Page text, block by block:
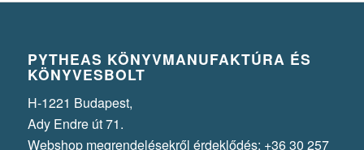
PYTHEAS KÖNYVMANUFAKTÚRA ÉS
KÖNYVESBOLT
H-1221 Budapest,
Ady Endre út 71.
Webshop megrendelésekről érdeklődés: +36 30 257